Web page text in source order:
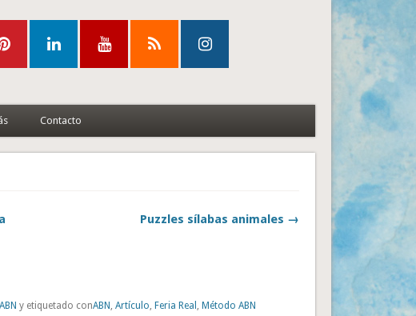
Contacto
Puzzles sílabas animales →
y etiquetado conABN,Artículo,Feria Real ,Método ABN